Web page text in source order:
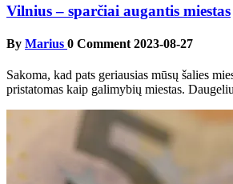
Vilnius – sparčiai augantis miestas
By Marius 0 Comment 2023-08-27
Sakoma, kad pats geriausias mūsų šalies
pristatomas kaip galimybių miestas.